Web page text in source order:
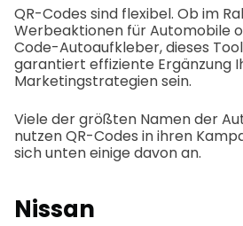
QR-Codes sind flexibel. Ob im
Werbeaktionen für Automobile
Code-Autoaufkleber, dieses
garantiert effiziente Ergänzung
Marketingstrategien sein.
Viele der größten Namen der
nutzen QR-Codes in ihren
sich unten einige davon an.
Nissan